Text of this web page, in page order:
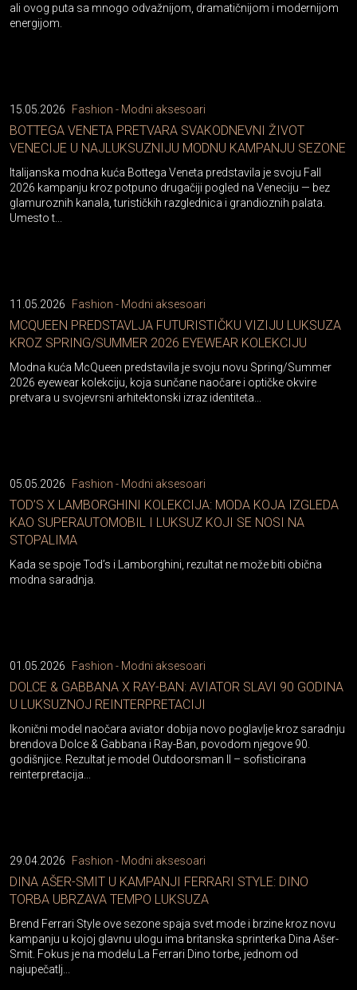
ali ovog puta sa mnogo odvažnijom, dramatičnijom i modernijom
energijom.
15.05.2026 Fashion - Modni aksesoari
BOTTEGA VENETA PRETVARA SVAKODNEVNI ŽIVOT
VENECIJE U NAJLUKSUZNIJU MODNU KAMPANJU SEZONE
Italijanska modna kuća Bottega Veneta predstavila je svoju Fall
2026 kampanju kroz potpuno drugačiji pogled na Veneciju — bez
glamuroznih kanala, turističkih razglednica i grandioznih palata.
Umesto t...
11.05.2026 Fashion - Modni aksesoari
MCQUEEN PREDSTAVLJA FUTURISTIČKU VIZIJU LUKSUZA
KROZ SPRING/SUMMER 2026 EYEWEAR KOLEKCIJU
Modna kuća McQueen predstavila je svoju novu Spring/Summer
2026 eyewear kolekciju, koja sunčane naočare i optičke okvire
pretvara u svojevrsni arhitektonski izraz identiteta...
05.05.2026 Fashion - Modni aksesoari
TOD’S X LAMBORGHINI KOLEKCIJA: MODA KOJA IZGLEDA
KAO SUPERAUTOMOBIL I LUKSUZ KOJI SE NOSI NA
STOPALIMA
Kada se spoje Tod’s i Lamborghini, rezultat ne može biti obična
modna saradnja.
01.05.2026 Fashion - Modni aksesoari
DOLCE & GABBANA X RAY-BAN: AVIATOR SLAVI 90 GODINA
U LUKSUZNOJ REINTERPRETACIJI
Ikonični model naočara aviator dobija novo poglavlje kroz saradnju
brendova Dolce & Gabbana i Ray-Ban, povodom njegove 90.
godišnjice. Rezultat je model Outdoorsman II – sofisticirana
reinterpretacija...
29.04.2026 Fashion - Modni aksesoari
DINA AŠER-SMIT U KAMPANJI FERRARI STYLE: DINO
TORBA UBRZAVA TEMPO LUKSUZA
Brend Ferrari Style ove sezone spaja svet mode i brzine kroz novu
kampanju u kojoj glavnu ulogu ima britanska sprinterka Dina Ašer-
Smit. Fokus je na modelu La Ferrari Dino torbe, jednom od
najupečatlj...